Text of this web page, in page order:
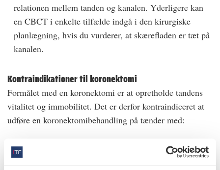
relationen mellem tanden og kanalen. Yderligere kan
en CBCT i enkelte tilfælde indgå i den kirurgiske
planlægning, hvis du vurderer, at skærefladen er tæt på
kanalen.
Kontraindikationer til koronektomi
Formålet med en koronektomi er at opretholde tandens
vitalitet og immobilitet. Det er derfor kontraindiceret at
udføre en koronektomibehandling på tænder med:
Involvering af pulpa